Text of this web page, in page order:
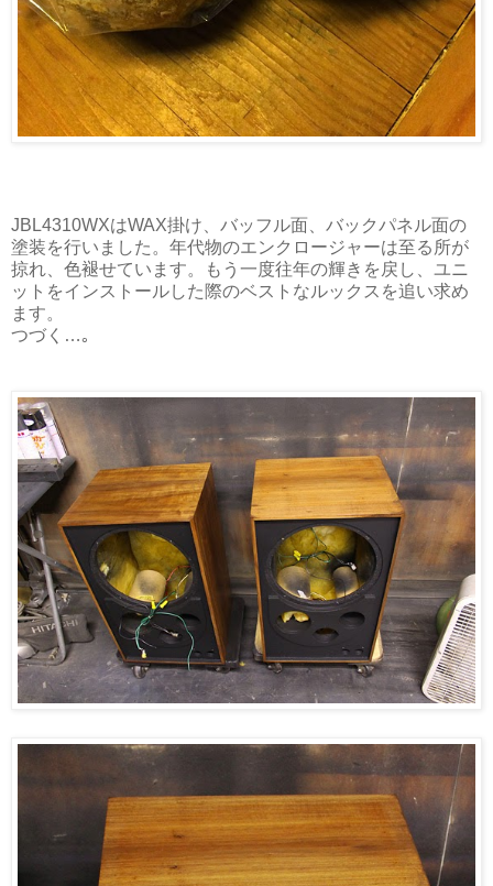
JBL4310WXはWAX掛け、バッフル面、バックパネル面の
塗装を行いました。年代物のエンクロージャーは至る所が
掠れ、色褪せています。もう一度往年の輝きを戻し、ユニ
ットをインストールした際のベストなルックスを追い求め
ます。
つづく…｡